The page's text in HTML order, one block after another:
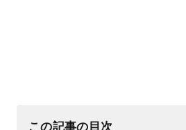
この記事の目次